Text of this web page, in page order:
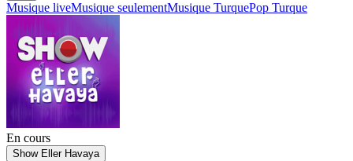
Musique liveMusique seulementMusique TurquePop Turque
En cours
Show Eller Havaya